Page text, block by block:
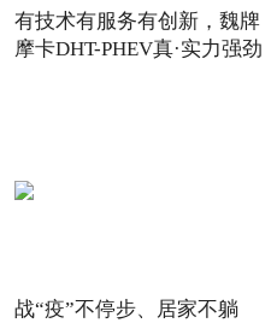
有技术有服务有创新，魏牌
摩卡DHT-PHEV真·实力强劲
战“疫”不停步、居家不躺